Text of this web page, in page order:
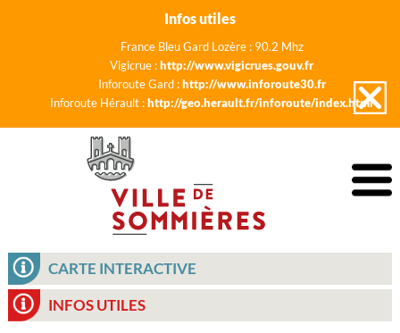
Infos utiles
France Bleu Gard Lozère : 90.2 Mhz
Vigicrue :http://www.vigicrues.gouv.fr
Inforoute Gard :http://www.inforoute30.fr
Inforoute Hérault :http://geo.herault.fr/inforoute/index.html
CARTE INTERACTIVE
INFOS UTILES